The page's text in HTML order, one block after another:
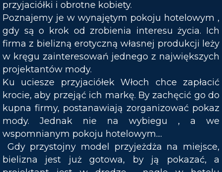
przyjaciółki i obrotne kobiety.
Poznajemy je w wynajętym pokoju hotelowym ,
gdy są o krok od zrobienia interesu życia. Ich
firma z bielizną erotyczną własnej produkcji leży
w kręgu zainteresowań jednego z największych
projektantów mody.
Ku uciesze przyjaciółek Włoch chce zapłacić
krocie, aby przejąć ich markę. By zachęcić go do
kupna firmy, postanawiają zorganizować pokaz
mody. Jednak nie na wybiegu , a we
wspomnianym pokoju hotelowym....
Gdy przystojny model przyjeżdża na miejsce,
bielizna jest już gotowa, by ją pokazać, a